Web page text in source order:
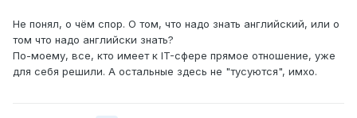
Не понял, о чём спор. О том, что надо знать английский, или о
том что надо английски знать?
По-моему, все, кто имеет к IT-сфере прямое отношение, уже
для себя решили. А остальные здесь не "тусуются", имхо.